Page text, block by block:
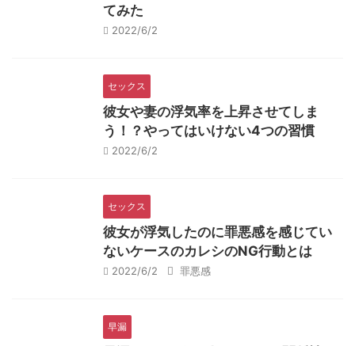
てみた
2022/6/2
セックス
彼女や妻の浮気率を上昇させてしま
う！？やってはいけない4つの習慣
2022/6/2
セックス
彼女が浮気したのに罪悪感を感じてい
ないケースのカレシのNG行動とは
2022/6/2 罪悪感
早漏